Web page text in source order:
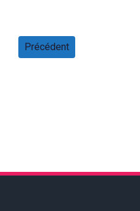
Précédent